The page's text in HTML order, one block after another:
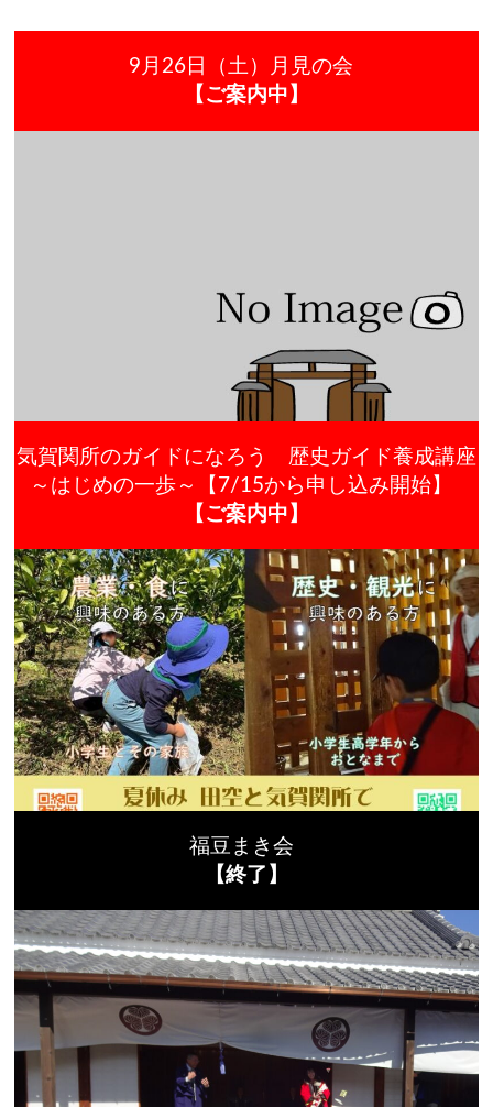
9月26日（土）月見の会
【ご案内中】
気賀関所のガイドになろう 歴史ガイド養成講座
～はじめの一歩～【7/15から申し込み開始】
【ご案内中】
福豆まき会
【終了】